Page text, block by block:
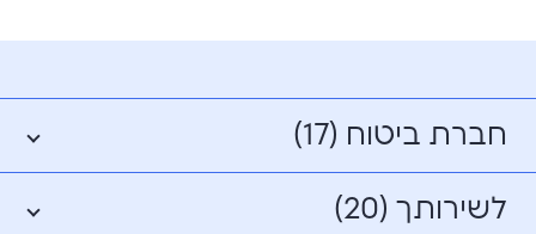
חברת ביטוח (17)
לשירותך (20)